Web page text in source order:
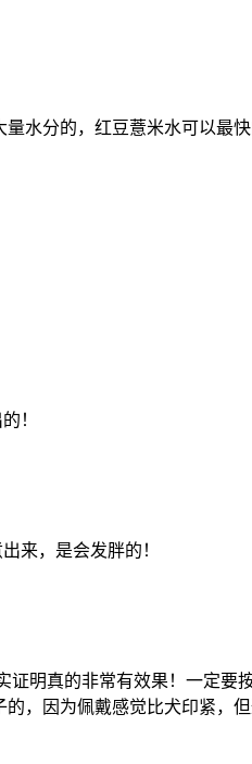
水分的，红豆薏米水可以
！
来，是会发胖的！
明真的非常有效果！一定
，因为佩戴感觉比犬印紧